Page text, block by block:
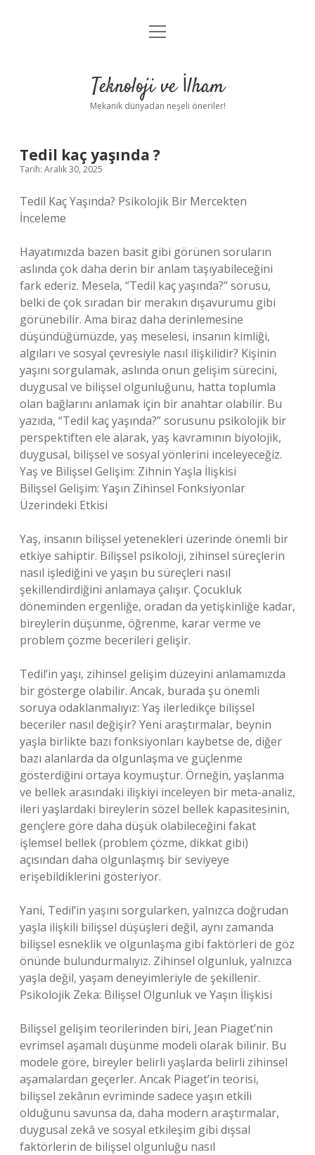
Anasayfa
Yasal Uyarı
menüyü
Teknoloji ve İlham
Mekanik dünyadan neşeli öneriler!
Tedil kaç yaşında ?
Tarih: Aralık 30, 2025
Tedil Kaç Yaşında? Psikolojik Bir Mercekten
İnceleme
Hayatımızda bazen basit gibi görünen soruların
aslında çok daha derin bir anlam taşıyabileceğini
fark ederiz. Mesela, “Tedil kaç yaşında?” sorusu,
belki de çok sıradan bir merakın dışavurumu gibi
görünebilir. Ama biraz daha derinlemesine
düşündüğümüzde, yaş meselesi, insanın kimliği,
algıları ve sosyal çevresiyle nasıl ilişkilidir? Kişinin
yaşını sorgulamak, aslında onun gelişim sürecini,
duygusal ve bilişsel olgunluğunu, hatta toplumla
olan bağlarını anlamak için bir anahtar olabilir. Bu
yazıda, “Tedil kaç yaşında?” sorusunu psikolojik bir
perspektiften ele alarak, yaş kavramının biyolojik,
duygusal, bilişsel ve sosyal yönlerini inceleyeceğiz.
Yaş ve Bilişsel Gelişim: Zihnin Yaşla İlişkisi
Bilişsel Gelişim: Yaşın Zihinsel Fonksiyonlar
Üzerindeki Etkisi
Yaş, insanın bilişsel yetenekleri üzerinde önemli bir
etkiye sahiptir. Bilişsel psikoloji, zihinsel süreçlerin
nasıl işlediğini ve yaşın bu süreçleri nasıl
şekillendirdiğini anlamaya çalışır. Çocukluk
döneminden ergenliğe, oradan da yetişkinliğe kadar,
bireylerin düşünme, öğrenme, karar verme ve
problem çözme becerileri gelişir.
Tedil’in yaşı, zihinsel gelişim düzeyini anlamamızda
bir gösterge olabilir. Ancak, burada şu önemli
soruya odaklanmalıyız: Yaş ilerledikçe bilişsel
beceriler nasıl değişir? Yeni araştırmalar, beynin
yaşla birlikte bazı fonksiyonları kaybetse de, diğer
bazı alanlarda da olgunlaşma ve güçlenme
gösterdiğini ortaya koymuştur. Örneğin, yaşlanma
ve bellek arasındaki ilişkiyi inceleyen bir meta-analiz,
ileri yaşlardaki bireylerin sözel bellek kapasitesinin,
gençlere göre daha düşük olabileceğini fakat
işlemsel bellek (problem çözme, dikkat gibi)
açısından daha olgunlaşmış bir seviyeye
erişebildiklerini gösteriyor.
Yani, Tedil’in yaşını sorgularken, yalnızca doğrudan
yaşla ilişkili bilişsel düşüşleri değil, aynı zamanda
bilişsel esneklik ve olgunlaşma gibi faktörleri de göz
önünde bulundurmalıyız. Zihinsel olgunluk, yalnızca
yaşla değil, yaşam deneyimleriyle de şekillenir.
Psikolojik Zeka: Bilişsel Olgunluk ve Yaşın İlişkisi
Bilişsel gelişim teorilerinden biri, Jean Piaget’nin
evrimsel aşamalı düşünme modeli olarak bilinir. Bu
modele göre, bireyler belirli yaşlarda belirli zihinsel
aşamalardan geçerler. Ancak Piaget’in teorisi,
bilişsel zekânın evriminde sadece yaşın etkili
olduğunu savunsa da, daha modern araştırmalar,
duygusal zekâ ve sosyal etkileşim gibi dışsal
faktörlerin de bilişsel olgunluğu nasıl